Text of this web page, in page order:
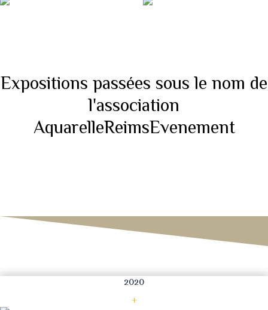
Expositions passées sous le nom de
l'association
AquarelleReimsEvenement
2020
+